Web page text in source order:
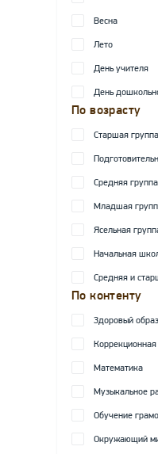
Весна
Лето
День учителя
День
По возрасту
Старшая
Средняя
Младшая
Ясельная
Начальная
Средняя и
По контенту
Здоровый
Математика
Музыкальное
Обучение
Окружающий